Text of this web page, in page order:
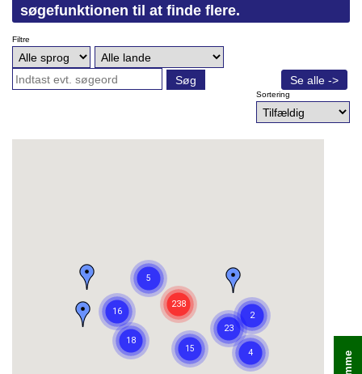
søgefunktionen til at finde flere.
Filtre
Søg Se alle ->
Sortering